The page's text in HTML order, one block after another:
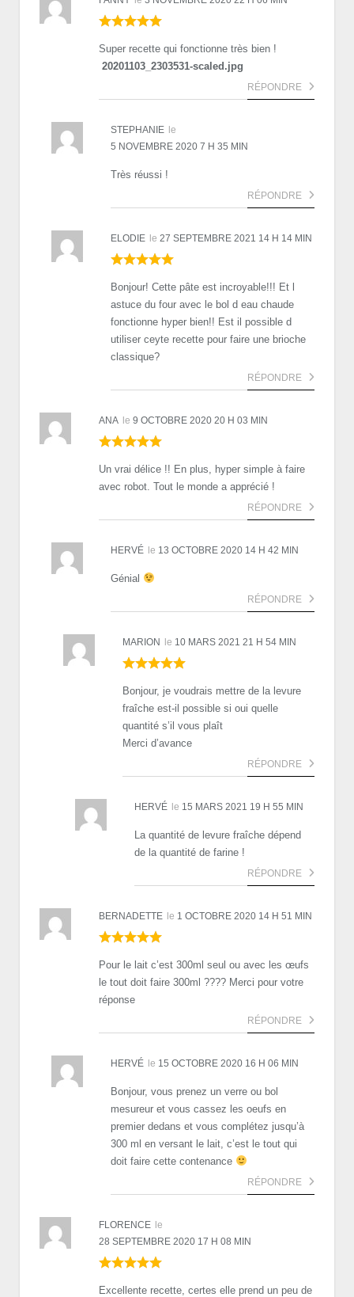
Super recette qui fonctionne très bien !
20201103_2303531-scaled.jpg
RÉPONDRE
STEPHANIE le
5 NOVEMBRE 2020 7 H 35 MIN
Très réussi !
RÉPONDRE
ELODIE le 27 SEPTEMBRE 2021 14 H 14 MIN
Bonjour! Cette pâte est incroyable!!! Et l
astuce du four avec le bol d eau chaude
fonctionne hyper bien!! Est il possible d
utiliser ceyte recette pour faire une brioche
classique?
RÉPONDRE
ANA le 9 OCTOBRE 2020 20 H 03 MIN
Un vrai délice !! En plus, hyper simple à faire
avec robot. Tout le monde a apprécié !
RÉPONDRE
HERVÉ le 13 OCTOBRE 2020 14 H 42 MIN
Génial
RÉPONDRE
MARION le 10 MARS 2021 21 H 54 MIN
Bonjour, je voudrais mettre de la levure
fraîche est-il possible si oui quelle
quantité s’il vous plaît
Merci d’avance
RÉPONDRE
HERVÉ le 15 MARS 2021 19 H 55 MIN
La quantité de levure fraîche dépend
de la quantité de farine !
RÉPONDRE
BERNADETTE le 1 OCTOBRE 2020 14 H 51 MIN
Pour le lait c’est 300ml seul ou avec les œufs
le tout doit faire 300ml ???? Merci pour votre
réponse
RÉPONDRE
HERVÉ le 15 OCTOBRE 2020 16 H 06 MIN
Bonjour, vous prenez un verre ou bol
mesureur et vous cassez les oeufs en
premier dedans et vous complétez jusqu’à
300 ml en versant le lait, c’est le tout qui
doit faire cette contenance
RÉPONDRE
FLORENCE le
28 SEPTEMBRE 2020 17 H 08 MIN
Excellente recette, certes elle prend un peu de